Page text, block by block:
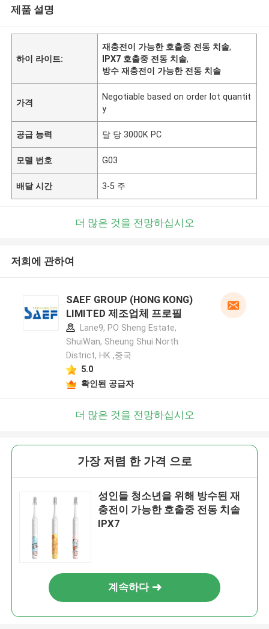
제품 설명
하이 라이트:
재충전이 가능한 호출중 전동 치솔,
IPX7 호출중 전동 치솔,
방수 재충전이 가능한 전동 치솔
가격
Negotiable based on order lot quantit
y
공급 능력 달 당 3000K PC
모델 번호 G03
배달 시간 3-5 주
더 많은 것을 전망하십시오
저희에 관하여
SAEF GROUP (HONG KONG)
LIMITED 제조업체 프로필
Lane9, PO Sheng Estate,
ShuiWan, Sheung Shui North
District, HK ,중국
5.0
확인된 공급자
더 많은 것을 전망하십시오
가장 저렴 한 가격 으로
성인들 청소년을 위해 방수된 재
충전이 가능한 호출중 전동 치솔
IPX7
계속하다